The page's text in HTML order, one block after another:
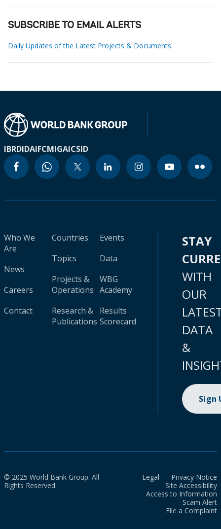
SUBSCRIBE TO EMAIL ALERTS
Daily Updates of the Latest Projects & Documents
IBRDIDAIFCMIGAICSID
Who We
Are
News
Careers
Contact
Countries
Topics
Projects &
Operations
Research &
Publications
Events
Data
WBG
Academy
Results
Scorecard
STAY
WITH
OUR
DATA
&
Sign
© 2025 World Bank Group. All
Rights Reserved.
Legal
Privacy Notice
Site Accessibility
Access to Information
Scam Alert
File a Complaint